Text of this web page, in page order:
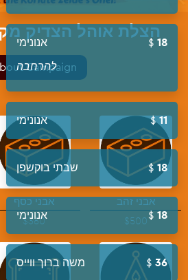
אנונימי 18
להרחבה
אנונימי 11
שבתי בוקשפן 18
אנונימי 18
משה ברוך ווייס 36
הצלת אוהל הצדיק
Campaign
אבני כסף
$360
אבני זהב
$500